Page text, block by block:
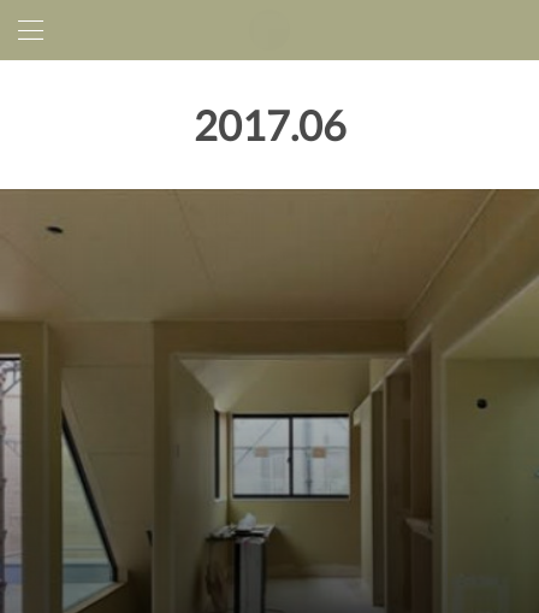
2017.06